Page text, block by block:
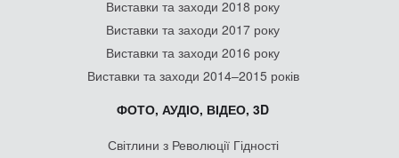
Виставки та заходи 2018 року
Виставки та заходи 2017 року
Виставки та заходи 2016 року
Виставки та заходи 2014–2015 років
ФОТО, АУДІО, ВІДЕО, 3D
Світлини з Революції Гідності